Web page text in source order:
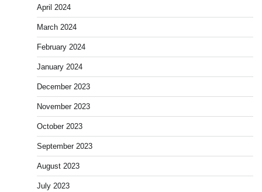
April 2024
March 2024
February 2024
January 2024
December 2023
November 2023
October 2023
September 2023
August 2023
July 2023